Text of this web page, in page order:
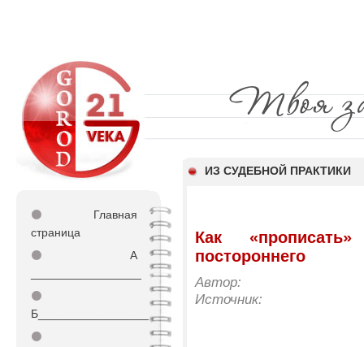
ИЗ СУДЕБНОЙ ПРАКТИКИ
⚫
Главная
страница
⚫
А
⚫
Б_________________
⚫
Как
постороннего
Автор:
Источник: